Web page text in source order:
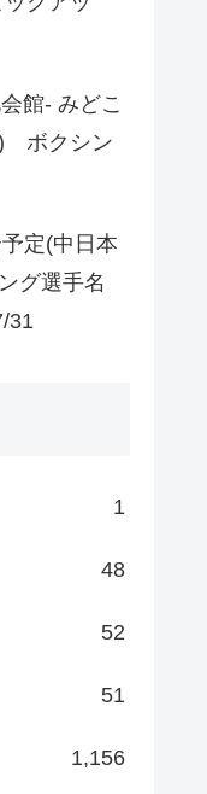
館- みどこ
) ボクシン
定(中日本
グ選手名
31
1
48
52
51
1,156